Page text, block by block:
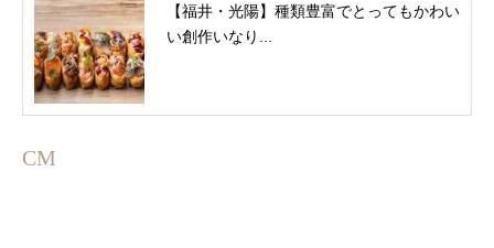
【福井・光陽】種類豊富でとってもかわい
い創作いなり...
CM